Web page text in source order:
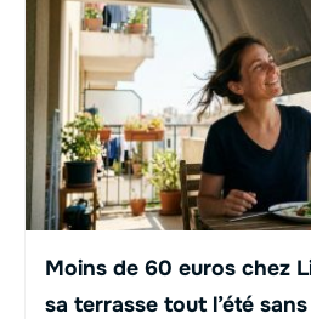
Moins de 60 euros chez
sa terrasse tout l’été